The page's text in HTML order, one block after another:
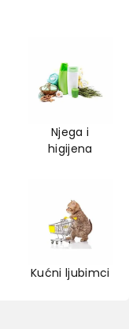
Njega i
higijena
Kućni ljubimci